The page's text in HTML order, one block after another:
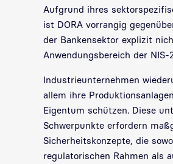
Aufgrund ihres
ist DORA vorrangig
der Bankensektor explizit
Anwendungsbereich der NIS-
Industrieunternehmen
allem ihre
Eigentum schützen. Diese
Schwerpunkte erfordern
Sicherheitskonzepte, die
regulatorischen Rahmen als